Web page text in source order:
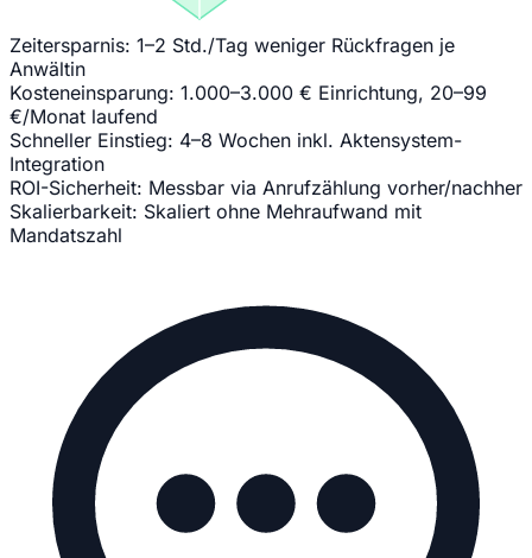
Zeitersparnis: 1–2 Std./Tag weniger Rückfragen je
Anwältin
Kosteneinsparung: 1.000–3.000 € Einrichtung, 20–99
€/Monat laufend
Schneller Einstieg: 4–8 Wochen inkl. Aktensystem-
Integration
ROI-Sicherheit: Messbar via Anrufzählung vorher/nachher
Skalierbarkeit: Skaliert ohne Mehraufwand mit
Mandatszahl